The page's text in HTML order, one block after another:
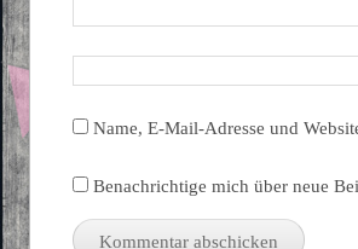
Name, E-Mail-Adresse und
Benachrichtige mich über neue